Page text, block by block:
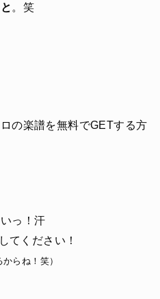
。笑
の楽譜を無料でGETする方
っ！汗
てください！
らね！笑）